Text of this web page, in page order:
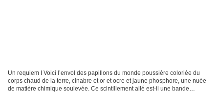
Un requiem I Voici l’envol des papillons du monde poussière coloriée du
corps chaud de la terre, cinabre et or et ocre et jaune phosphore, une nuée
de matière chimique soulevée. Ce scintillement ailé est-il une bande